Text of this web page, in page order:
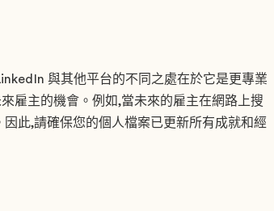
與其他平台的不同之處在於它是更專業
雇主的機會。例如,當未來的雇主在網路上搜
此,請確保您的個人檔案已更新所有成就和經